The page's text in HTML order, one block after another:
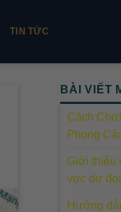
TIN TỨC
BÀI VIẾT
Cách
Phong
Giới thiệu
vực dự
Hướng